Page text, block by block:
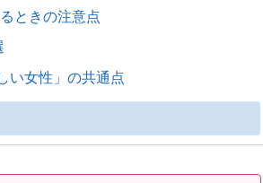
ときの注意点
い女性」の共通点